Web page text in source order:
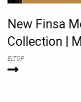
New Finsa
Collection |
ELTOP